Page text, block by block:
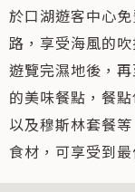
於口湖遊客中心
路，享受海風的
遊覽完濕地後，
的美味餐點，餐
以及穆斯林套餐
食材，可享受到